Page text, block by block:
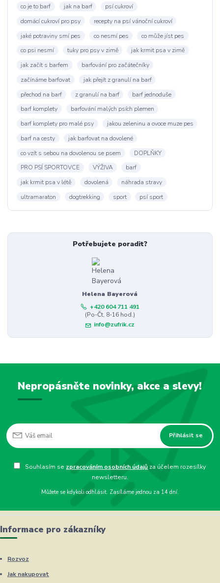
co je to barf jak na barf
psí cukroví
domácí cukroví pro psy
recepty na psí vánoční cukroví
jaké potraviny smí pes
co nesmí pes
co může jíst pes
co psi nesmí
tuky pro psy v zimě
jak krmit psa v zimě
jak začít s barfem
barfování pro začátečníky
začínáme barfovat
jak přejít z granulí na barf
přechod na barf
z granulí na barf
barf jednoduše
barf komplety
barfování malých psích plemen
barf komplety pro malé psy
jakou zeleninu a ovoce muze pes
barf na cesty
jak barfovat na dovolené
co vzít s sebou na dovolenou se psem
DOPLŇKY
PRO PSÍ SPORTOVCE
VÝŽIVA
barf
jak krmit psa v létě
dovolená
náhrada stravy
ultramaraton
dogtrekking sport psí sport
Potřebujete poradit?
Helena Bayerová
+420 604 711 491
(Po-Čt, 8-16 hod.)
info@zufrik.cz
Nepropásněte novinky, akce a slevy!
Přihlásit se
Souhlasím se zpracováním osobních údajů za účelem rozesílky
newsletteru.
Můžete se kdykoli odhlásit. Zasíláme jednou za 14 dní.
Informace pro zákazníky
Rozvoz
Jak nakupovat